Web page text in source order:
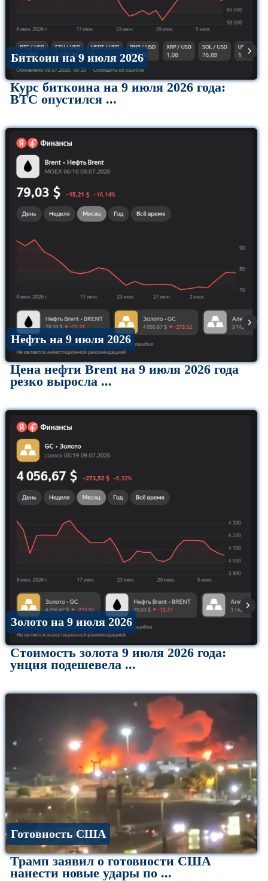
Биткоин на 9 июля 2026
Курс биткоина на 9 июля 2026 года:
BTC опустился ...
Нефть на 9 июля 2026
Цена нефти Brent на 9 июля 2026 года
резко выросла ...
Золото на 9 июля 2026
Стоимость золота 9 июля 2026 года:
унция подешевела ...
Готовность США
Трамп заявил о готовности США
нанести новые удары по ...